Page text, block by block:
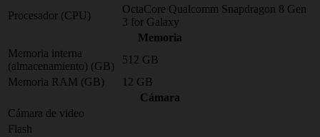
Procesador (CPU)
OctaCore Qualcomm Snapdragon 8 Gen
3 for Galaxy
Memoria
Memoria interna
(almacenamiento) (GB)
512 GB
Memoria RAM (GB)
12 GB
Cámara
Cámara de video
Flash